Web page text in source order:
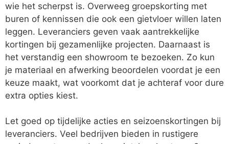
wie het scherpst is. Overweeg groepskorting met
buren of kennissen die ook een gietvloer willen laten
leggen. Leveranciers geven vaak aantrekkelijke
kortingen bij gezamenlijke projecten. Daarnaast is
het verstandig een showroom te bezoeken. Zo kun
je materiaal en afwerking beoordelen voordat je een
keuze maakt, wat voorkomt dat je achteraf voor dure
extra opties kiest.
Let goed op tijdelijke acties en seizoenskortingen bij
leveranciers. Veel bedrijven bieden in rustigere